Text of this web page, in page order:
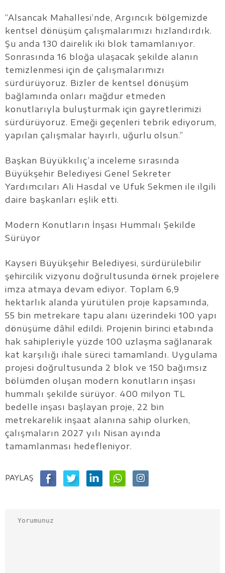
“Alsancak Mahallesi’nde, Argıncık bölgemizde
kentsel dönüşüm çalışmalarımızı hızlandırdık.
Şu anda 130 dairelik iki blok tamamlanıyor.
Sonrasında 16 bloğa ulaşacak şekilde alanın
temizlenmesi için de çalışmalarımızı
sürdürüyoruz. Bizler de kentsel dönüşüm
bağlamında onları mağdur etmeden
konutlarıyla buluşturmak için gayretlerimizi
sürdürüyoruz. Emeği geçenleri tebrik ediyorum,
yapılan çalışmalar hayırlı, uğurlu olsun.”
Başkan Büyükkılıç’a inceleme sırasında
Büyükşehir Belediyesi Genel Sekreter
Yardımcıları Ali Hasdal ve Ufuk Sekmen ile ilgili
daire başkanları eşlik etti.
Modern Konutların İnşası Hummalı Şekilde
Sürüyor
Kayseri Büyükşehir Belediyesi, sürdürülebilir
şehircilik vizyonu doğrultusunda örnek projelere
imza atmaya devam ediyor. Toplam 6,9
hektarlık alanda yürütülen proje kapsamında,
55 bin metrekare tapu alanı üzerindeki 100 yapı
dönüşüme dâhil edildi. Projenin birinci etabında
hak sahipleriyle yüzde 100 uzlaşma sağlanarak
kat karşılığı ihale süreci tamamlandı. Uygulama
projesi doğrultusunda 2 blok ve 150 bağımsız
bölümden oluşan modern konutların inşası
hummalı şekilde sürüyor. 400 milyon TL
bedelle inşası başlayan proje, 22 bin
metrekarelik inşaat alanına sahip olurken,
çalışmaların 2027 yılı Nisan ayında
tamamlanması hedefleniyor.
PAYLAŞ